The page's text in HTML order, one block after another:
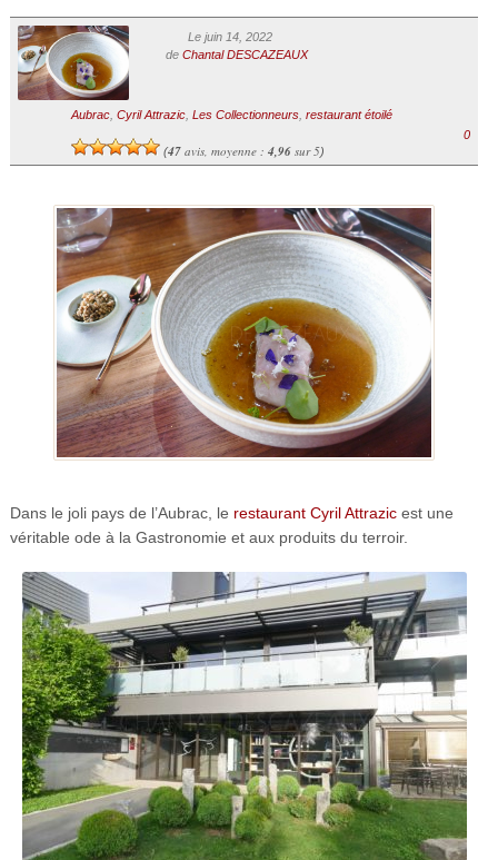
Le juin 14, 2022
de Chantal DESCAZEAUX
Aubrac, Cyril Attrazic, Les Collectionneurs, restaurant étoilé
(47avis, moyenne : 4,96sur 5)
0
Dans le joli pays de l’Aubrac, le restaurant Cyril Attrazicest une
véritable ode à la Gastronomie et aux produits du terroir.